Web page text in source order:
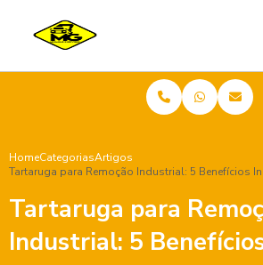
HomeCategoriasArtigos
Tartaruga para Remoção Industrial: 5 Benefícios
Tartaruga para
Industrial: 5